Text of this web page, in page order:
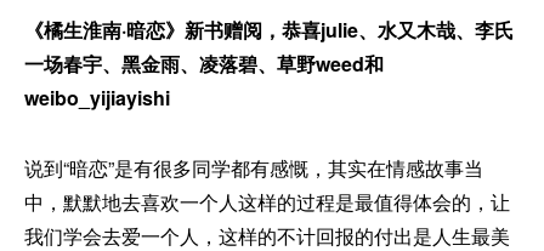
《橘生淮南·暗恋》新书赠阅，恭喜julie、水又木哉、李氏
一场春宇、黑金雨、凌落碧、草野weed和
weibo_yijiayishi
说到“暗恋”是有很多同学都有感慨，其实在情感故事当
中，默默地去喜欢一个人这样的过程是最值得体会的，让
我们学会去爱一个人，这样的不计回报的付出是人生最美